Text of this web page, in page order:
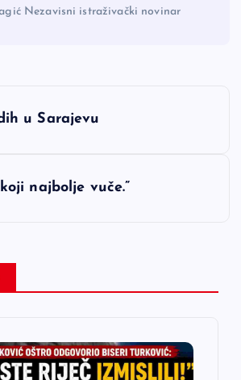
Nezavisni istraživački novinar
u Sarajevu
najbolje vuče.”